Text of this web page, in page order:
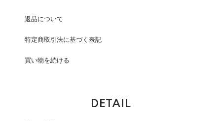
返品について
特定商取引法に基づく表記
買い物を続ける
DETAIL